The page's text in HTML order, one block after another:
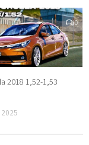
0
2018 1,52-1,53
2025